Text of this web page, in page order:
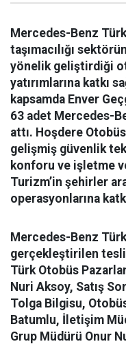
Mercedes-Benz
taşımacılığı
yönelik geliştirdiği
yatırımlarına katkı
kapsamda Enver
63 adet Mercedes-
attı. Hoşdere
gelişmiş güvenlik
konforu ve işletme
Turizm’in şehirler
operasyonlarına
Mercedes-Benz
gerçekleştirilen
Türk Otobüs
Nuri Aksoy, Satış
Tolga Bilgisu,
Batumlu, İletişim
Grup Müdürü Onur